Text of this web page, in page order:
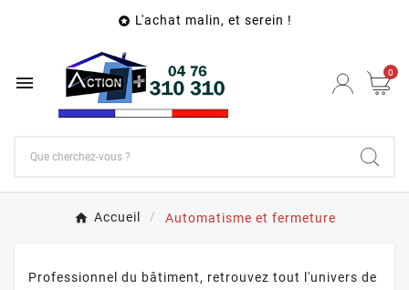
 L'achat malin, et serein !
 0
Accueil Automatisme et fermeture
Professionnel du bâtiment, retrouvez tout l'univers de